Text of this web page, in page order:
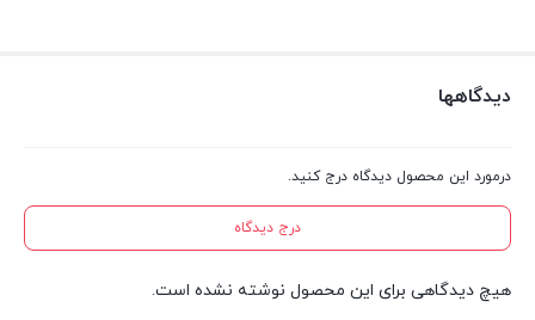
دیدگاهها
درمورد این محصول دیدگاه درج کنید.
درج دیدگاه
هیچ دیدگاهی برای این محصول نوشته نشده است.